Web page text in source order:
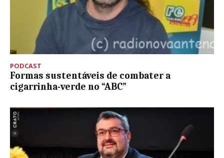
PODCAST
Formas sustentáveis de combater a
cigarrinha-verde no “ABC”